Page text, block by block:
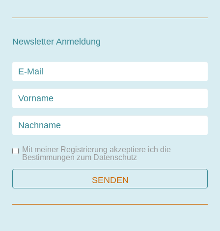
Newsletter Anmeldung
Mit meiner Registrierung akzeptiere ich die
Bestimmungen zum Datenschutz